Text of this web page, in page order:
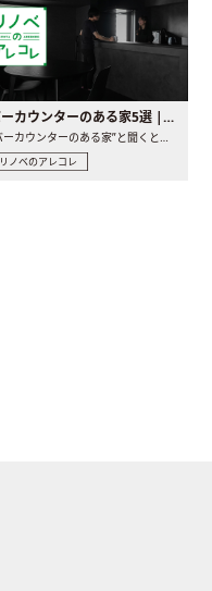
バーカウンターのある家5選 | 日常に馴染む“距離の近い”キッチンとは
“バーカウンターのある家”と聞くと、少し特別な、大人のための..
リノベのアレコレ